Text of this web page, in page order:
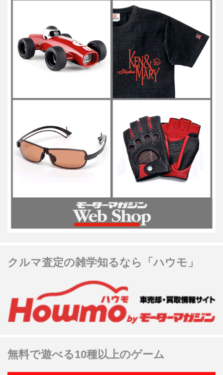
クルマ査定の雑学知るなら「ハウモ」
無料で遊べる10種以上のゲーム